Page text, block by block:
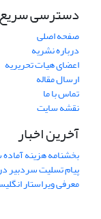
دسترسی سریع
صفحه اصلی
درباره نشریه
اعضای هیات تحریریه
ارسال مقاله
تماس با ما
نقشه سایت
آخرین اخبار
بخشنامه هزینه آماده
پیام تسلیت سردبیر
معرفی ویراستار